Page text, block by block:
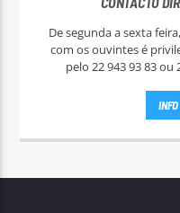
De segunda a sexta
com os ouvintes é
pelo 22 943 93 83 ou 22 943 93